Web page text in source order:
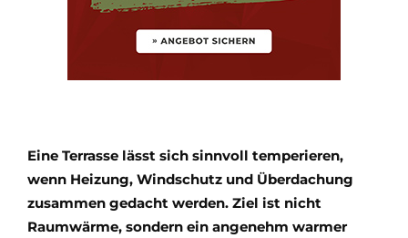
Eine Terrasse lässt sich sinnvoll temperieren,
wenn Heizung, Windschutz und Überdachung
zusammen gedacht werden. Ziel ist nicht
Raumwärme, sondern ein angenehm warmer